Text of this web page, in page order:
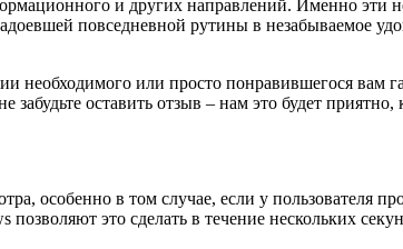
и других направлений. Именно эти
повседневной рутины в незабываемое
необходимого или просто понравившегося вам
оставить отзыв – нам это будет приятно,
особенно в том случае, если у пользователя
это сделать в течение нескольких